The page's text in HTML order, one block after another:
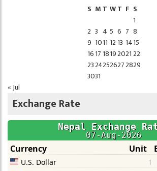
S M T WT F S
1
2 3 4 5 6 7 8
9 1011 12 13 1415
1617 1819202122
23242526272829
3031
« Jul
Exchange Rate